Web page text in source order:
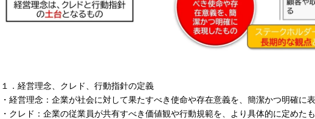
１．経営理念、クレド、行動指針の定義
・経営理念：企業が社会に対して果たすべき使命や存在意義を、簡潔かつ明確に
・クレド：企業の従業員が共有すべき価値観や行動規範を、より具体的に定めた